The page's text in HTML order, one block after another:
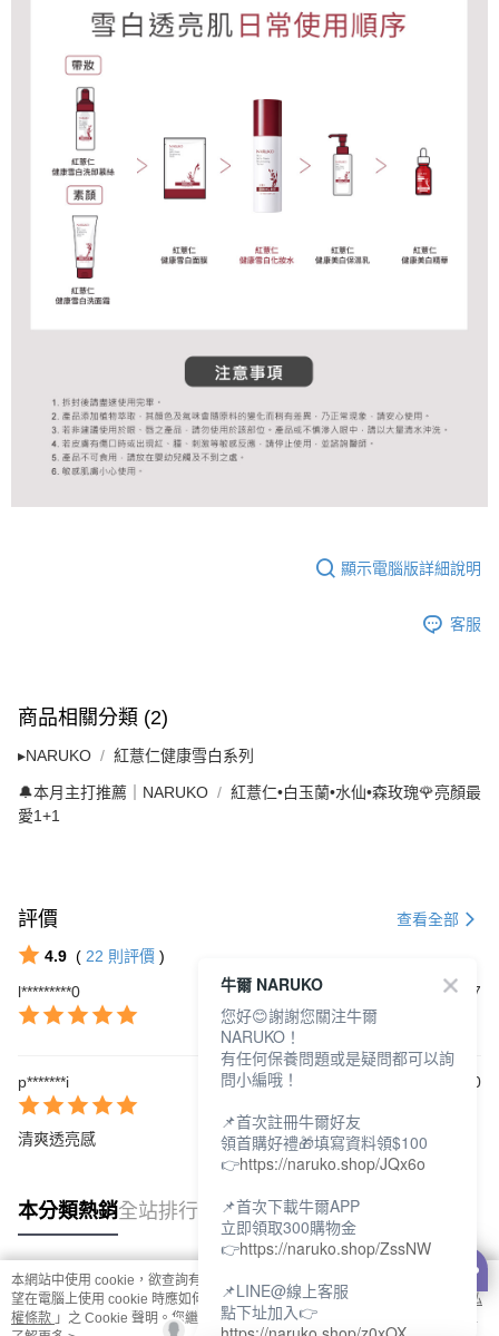
顯示電腦版詳細說明
客服
商品相關分類 (2)
▸NARUKO 紅薏仁健康雪白系列
🔔本月主打推薦｜NARUKO
紅薏仁•白玉蘭•水仙•森玫瑰🌹亮顏最
愛1+1
評價 查看全部
4.9 ( 22 則評價 )
l*********0
2026/08/07
p*******i 2026/07/10
清爽透亮感
本分類熱銷全站排行
熱門標籤
本網站中使用 cookie，欲查詢有關本網站使用 cookie 方式之詳情，及若您不希
望在電腦上使用 cookie 時應如何變更電腦的 cookie 設定，請參閱本網站「
隱私
權條款 」之 Cookie 聲明。您繼續使用本網站即表示您同意本公司得按本網站使
牛爾 NARUKO
您好😊謝謝您關注牛爾
NARUKO！
有任何保養問題或是疑問都可以詢
問小編哦！
📌首次註冊牛爾好友
領首購好禮🎁填寫資料領$100
👉https://naruko.shop/JQx6o
📌首次下載牛爾APP
立即領取300購物金
👉https://naruko.shop/ZssNW
📌LINE@線上客服
點下址加入👉